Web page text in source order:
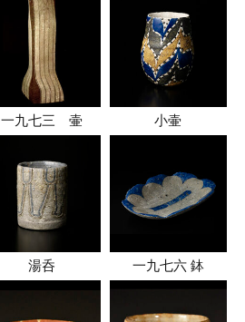
一九七三 壷 小壷
湯呑 一九七六 鉢